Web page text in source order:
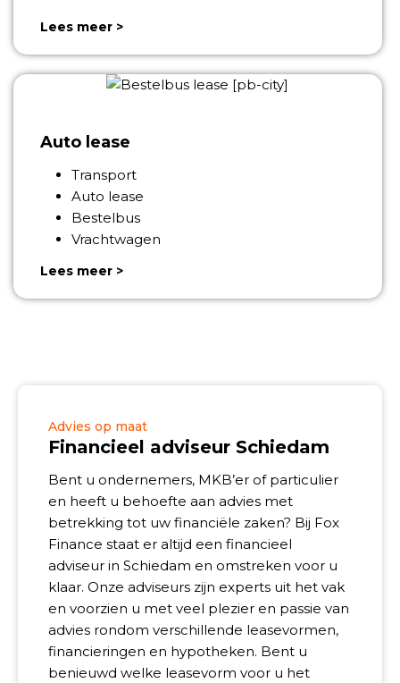
Lees meer >
Auto lease
Transport
Auto lease
Bestelbus
Vrachtwagen
Lees meer >
Advies op maat
Financieel adviseur Schiedam
Bent u ondernemers, MKB’er of particulier
en heeft u behoefte aan advies met
betrekking tot uw financiële zaken? Bij Fox
Finance staat er altijd een financieel
adviseur in Schiedam en omstreken voor u
klaar. Onze adviseurs zijn experts uit het vak
en voorzien u met veel plezier en passie van
advies rondom verschillende leasevormen,
financieringen en hypotheken. Bent u
benieuwd welke leasevorm voor u het